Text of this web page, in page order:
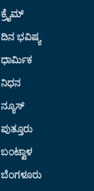
ಕ್ರೈಮ್
ದಿನ ಭವಿಷ್ಯ
ಧಾರ್ಮಿಕ
ನಿಧನ
ನ್ಯೂಸ್
ಪುತ್ತೂರು
ಬಂಟ್ವಾಳ
ಬೆಂಗಳೂರು